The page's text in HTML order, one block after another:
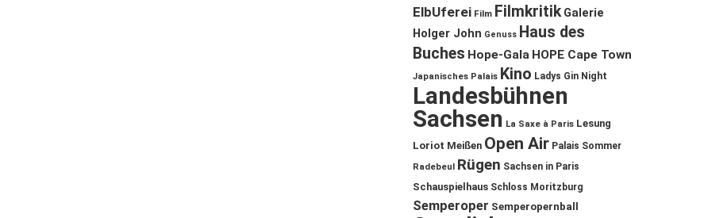
ElbUferei Film Filmkritik Galerie
Holger John Genuss Haus des
Buches Hope-Gala HOPE Cape Town
Japanisches Palais Kino Ladys Gin Night
Landesbühnen
Sachsen La Saxe à Paris Lesung
Loriot Meißen Open Air Palais Sommer
Radebeul Rügen Sachsen in Paris
Schauspielhaus Schloss Moritzburg
Semperoper Semperopernball